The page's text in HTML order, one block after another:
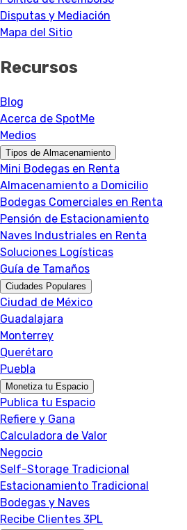
Disputas y Mediación
Mapa del Sitio
Recursos
Blog
Acerca de SpotMe
Medios
Tipos de Almacenamiento
Mini Bodegas en Renta
Almacenamiento a Domicilio
Bodegas Comerciales en Renta
Pensión de Estacionamiento
Naves Industriales en Renta
Soluciones Logísticas
Guía de Tamaños
Ciudades Populares
Ciudad de México
Guadalajara
Monterrey
Querétaro
Puebla
Monetiza tu Espacio
Publica tu Espacio
Refiere y Gana
Calculadora de Valor
Negocio
Self-Storage Tradicional
Estacionamiento Tradicional
Bodegas y Naves
Recibe Clientes 3PL